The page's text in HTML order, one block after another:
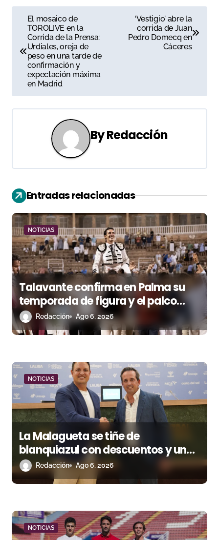
v
g
a
ó
n
d
e
e
n
t
r
a
d
a
s
El mosaico de
TOROLIVE en la
Corrida de la Prensa:
Urdiales, oreja de
peso en una tarde de
confirmación y
expectación máxima
en Madrid
‘Vestigio’ abre la
corrida de Juan
Pedro Domecq en
Cáceres
ByRedacción
Entradas relacionadas
NOTICIAS
Talavante confirma en Palma su
temporada de figura y el palco
niega el premio a Roca Rey
Redacción Ago 6, 2026
NOTICIAS
La Malagueta se tiñe de
blanquiazul con descuentos y una
corrida homenaje al Málaga CF
Redacción Ago 6, 2026
NOTICIAS